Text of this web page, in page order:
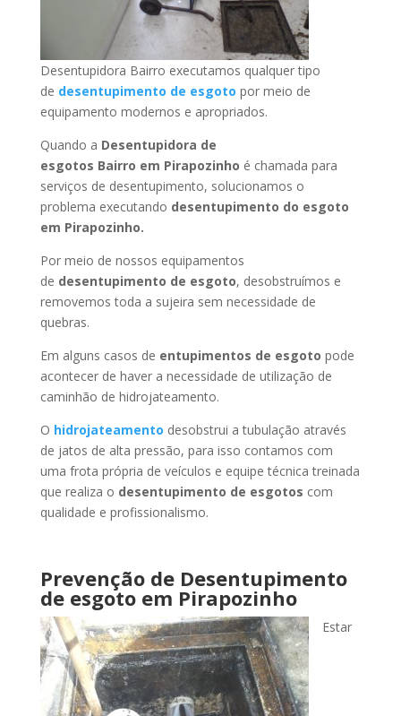
Desentupidora Bairro executamos qualquer tipo
de desentupimento de esgoto por meio de
equipamento modernos e apropriados.
Quando a Desentupidora de
esgotos Bairro em Pirapozinho é chamada para
serviços de desentupimento, solucionamos o
problema executando desentupimento do esgoto
em Pirapozinho.
Por meio de nossos equipamentos
de desentupimento de esgoto, desobstruímos e
removemos toda a sujeira sem necessidade de
quebras.
Em alguns casos de entupimentos de esgoto pode
acontecer de haver a necessidade de utilização de
caminhão de hidrojateamento.
O hidrojateamento desobstrui a tubulação através
de jatos de alta pressão, para isso contamos com
uma frota própria de veículos e equipe técnica treinada
que realiza o desentupimento de esgotos com
qualidade e profissionalismo.
Prevenção de Desentupimento
de esgoto em Pirapozinho
Estar